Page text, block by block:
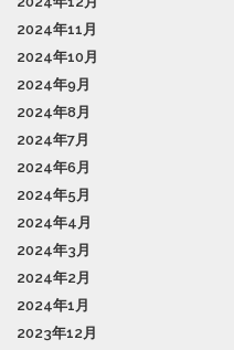
2024年11月
2024年10月
2024年9月
2024年8月
2024年7月
2024年6月
2024年5月
2024年4月
2024年3月
2024年2月
2024年1月
2023年12月